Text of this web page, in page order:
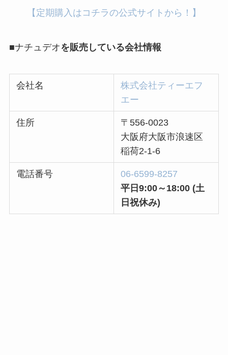
【定期購入はコチラの公式サイトから！】
■ナチュデオ を販売している会社情報
会社名
株式会社ティーエフ
エー
住所
〒556-0023
大阪府大阪市浪速区
稲荷2-1-6
電話番号
06-6599-8257
平日9:00～18:00 (土
日祝休み)